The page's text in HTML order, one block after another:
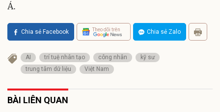
Á.
Chia sẻ Facebook Theo dõi trên Chia sẻ Zalo
AI trí tuệ nhân tạo công nhân
kỹ sư
trung tâm dữ liệu
Việt Nam
BÀI LIÊN QUAN